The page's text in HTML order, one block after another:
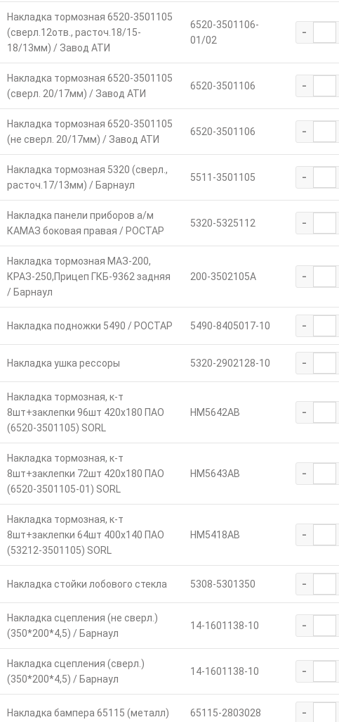
Накладка тормозная 6520-3501105
(сверл.12отв., расточ.18/15-
18/13мм) / Завод АТИ
6520-3501106-
01/02
-
Накладка тормозная 6520-3501105
(сверл. 20/17мм) / Завод АТИ
6520-3501106 -
Накладка тормозная 6520-3501105
(не сверл. 20/17мм) / Завод АТИ
6520-3501106 -
Накладка тормозная 5320 (сверл.,
расточ.17/13мм) / Барнаул
5511-3501105 -
Накладка панели приборов а/м
КАМАЗ боковая правая / РОСТАР
5320-5325112 -
Накладка тормозная МАЗ-200,
КРАЗ-250,Прицеп ГКБ-9362 задняя
/ Барнаул
200-3502105А -
Накладка подножки 5490 / РОСТАР 5490-8405017-10 -
Накладка ушка рессоры 5320-2902128-10 -
Накладка тормозная, к-т
8шт+заклепки 96шт 420х180 ПАО
(6520-3501105) SORL
HM5642AB -
Накладка тормозная, к-т
8шт+заклепки 72шт 420х180 ПАО
(6520-3501105-01) SORL
HM5643AB -
Накладка тормозная, к-т
8шт+заклепки 64шт 400х140 ПАО
(53212-3501105) SORL
HM5418AB -
Накладка стойки лобового стекла 5308-5301350 -
Накладка сцепления (не сверл.)
(350*200*4,5) / Барнаул
14-1601138-10 -
Накладка сцепления (сверл.)
(350*200*4,5) / Барнаул
14-1601138-10 -
Накладка бампера 65115 (металл) 65115-2803028 -